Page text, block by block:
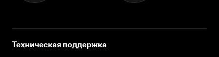
Техническая поддержка